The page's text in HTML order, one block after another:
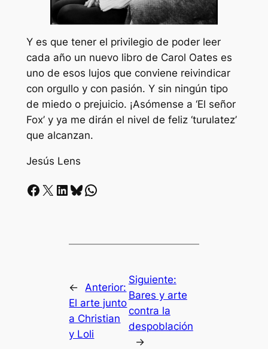
Y es que tener el privilegio de poder leer
cada año un nuevo libro de Carol Oates es
uno de esos lujos que conviene reivindicar
con orgullo y con pasión. Y sin ningún tipo
de miedo o prejuicio. ¡Asómense a ‘El señor
Fox’ y ya me dirán el nivel de feliz ‘turulatez’
que alcanzan.
Jesús Lens
Facebook X LinkedIn Bluesky Whatsapp
←
Anterior:
El arte junto
a Christian
y Loli
Siguiente:
Bares y arte
contra la
despoblación
→